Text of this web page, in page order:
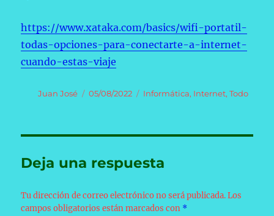
https://www.xataka.com/basics/wifi-portatil-
todas-opciones-para-conectarte-a-internet-
cuando-estas-viaje
Autor
Juan José
Publicado
05/08/2022 Categorías
Informática, Internet,Todo
Deja una respuesta
Tu dirección de correo electrónico no será publicada. Los
campos obligatorios están marcados con *